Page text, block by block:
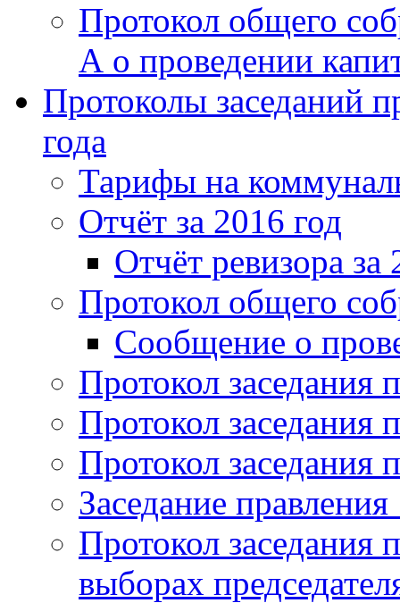
Протокол общего
А о проведении
Протоколы заседаний
года
Тарифы на
Отчёт за 2016 год
Отчёт ревизора за
Протокол общего
Сообщение о
Протокол заседания
Протокол заседания
Протокол заседания
Заседание
Протокол заседания
выборах